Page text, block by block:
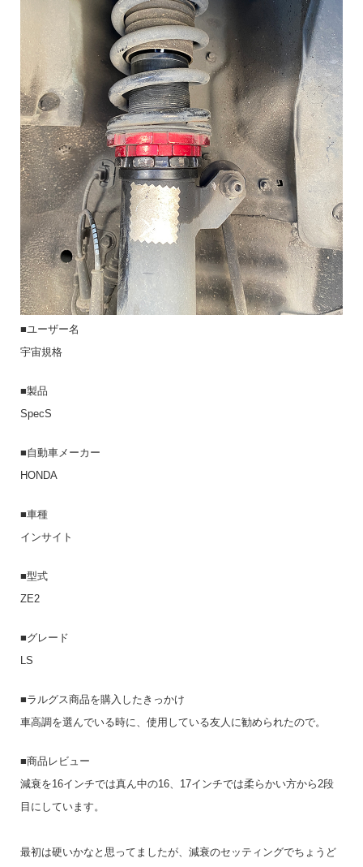
■ユーザー名
宇宙規格
■製品
SpecS
■自動車メーカー
HONDA
■車種
インサイト
■型式
ZE2
■グレード
LS
■ラルグス商品を購入したきっかけ
車高調を選んでいる時に、使用している友人に勧められたので。
■商品レビュー
減衰を16インチでは真ん中の16、17インチでは柔らかい方から2段
目にしています。
最初は硬いかなと思ってましたが、減衰のセッティングでちょうど